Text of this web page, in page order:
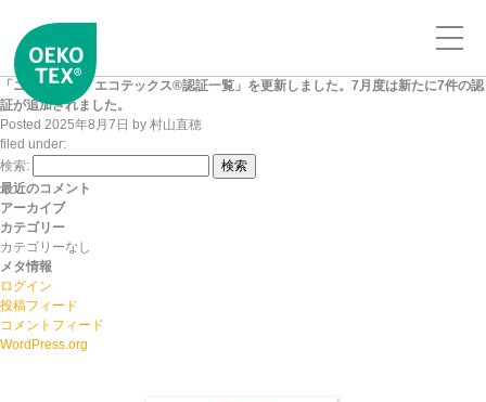
「ニッセンケン エコテックス®認証一覧」を更新しました。7月度は新たに7件の認
証が追加されました。
Posted 2025年8月7日 by 村山直穂
filed under:
検索:
検索
最近のコメント
アーカイブ
カテゴリー
カテゴリーなし
メタ情報
ログイン
投稿フィード
コメントフィード
WordPress.org